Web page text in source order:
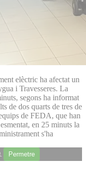
elèctric ha afectat un
i Travesseres. La
segons ha informat
de dos quarts de tres de
de FEDA, que han
en 25 minuts la
s'ha
Permetre